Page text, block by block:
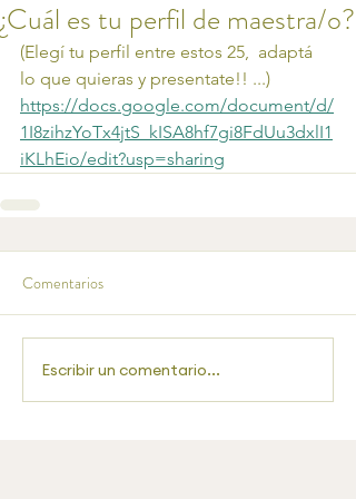
¿Cuál es tu perfil de maestra/o?
(Elegí tu perfil entre estos 25,  adaptá
lo que quieras y presentate!! ...)
https://docs.google.com/document/d/
1I8zihzYoTx4jtS_kISA8hf7gi8FdUu3dxlI1
iKLhEio/edit?usp=sharing
Comentarios
Escribir un comentario...